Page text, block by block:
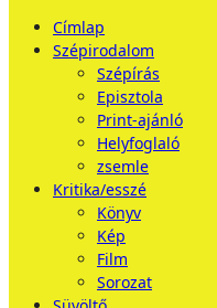
Címlap
Szépirodalom
Szépírás
Episztola
Print-ajánló
Helyfoglaló
zsemle
Kritika/esszé
Könyv
Kép
Film
Sorozat